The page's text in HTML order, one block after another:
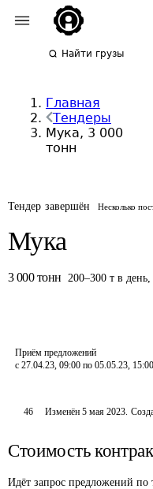
Найти грузы
Главная
Тендеры
Мука, 3 000
тонн
Тендер завершён Несколько
Мука
3 000 тонн 200–300 т в день,
Приём предложений
с 27.04.23, 09:00 по 05.05.23, 15:00
46 Изменён5 мая 2023.
Стоимость
Идёт запрос предложений по